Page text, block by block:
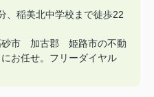
、稲美北中学校まで徒歩22
市 加古郡 姫路市の不動
任せ。フリーダイヤル